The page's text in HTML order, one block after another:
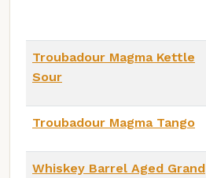
Troubadour Magma Kettle
Sour
Troubadour Magma Tango
Whiskey Barrel Aged Grand